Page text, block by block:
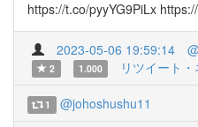
https://t.co/pyyYG9PiLx
2023-05-06 19:59:14
2
1.000 リツイート
1 @johoshushu11